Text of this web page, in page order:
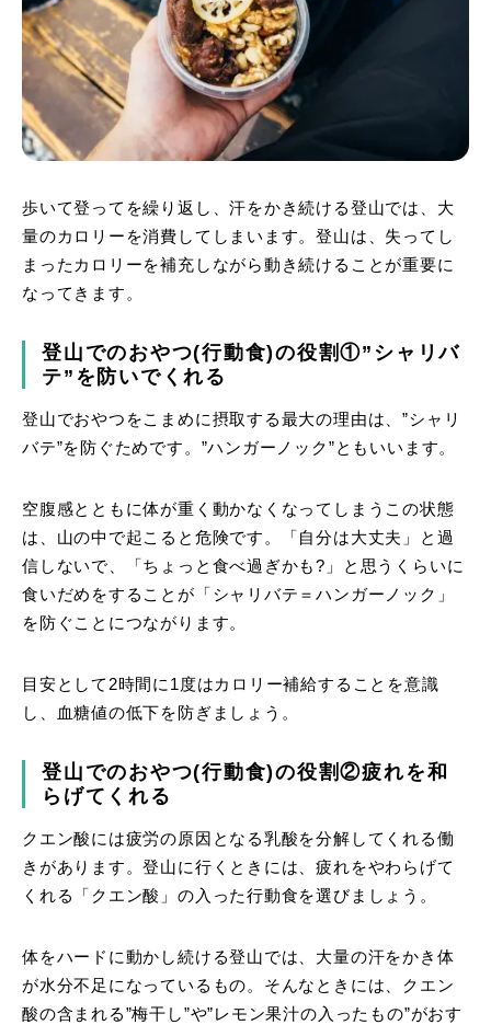
歩いて登ってを繰り返し、汗をかき続ける登山では、大
量のカロリーを消費してしまいます。登山は、失ってし
まったカロリーを補充しながら動き続けることが重要に
なってきます。
登山でのおやつ(行動食)の役割①”シャリバ
テ”を防いでくれる
登山でおやつをこまめに摂取する最大の理由は、”シャリ
バテ”を防ぐためです。”ハンガーノック”ともいいます。
空腹感とともに体が重く動かなくなってしまうこの状態
は、山の中で起こると危険です。「自分は大丈夫」と過
信しないで、「ちょっと食べ過ぎかも?」と思うくらいに
食いだめをすることが「シャリバテ＝ハンガーノック」
を防ぐことにつながります。
目安として2時間に1度はカロリー補給することを意識
し、血糖値の低下を防ぎましょう。
登山でのおやつ(行動食)の役割②疲れを和
らげてくれる
クエン酸には疲労の原因となる乳酸を分解してくれる働
きがあります。登山に行くときには、疲れをやわらげて
くれる「クエン酸」の入った行動食を選びましょう。
体をハードに動かし続ける登山では、大量の汗をかき体
が水分不足になっているもの。そんなときには、クエン
酸の含まれる”梅干し”や”レモン果汁の入ったもの”がおす